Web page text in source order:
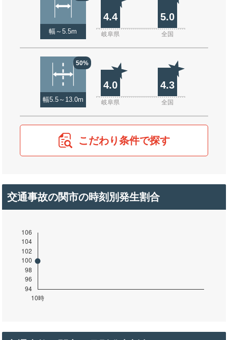
幅～5.5m
4.4 5.0
岐阜県 全国
50%
幅5.5～13.0m
4.0 4.3
岐阜県 全国
こだわり条件で探す
交通事故の関市の時刻別発生割合